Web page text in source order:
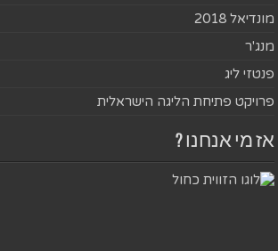
מונדיאל 2018
מנג'ר
פנטזי ליג
פרויקט פתיחת הליגה הישראלית
אז מי אנחנו ?